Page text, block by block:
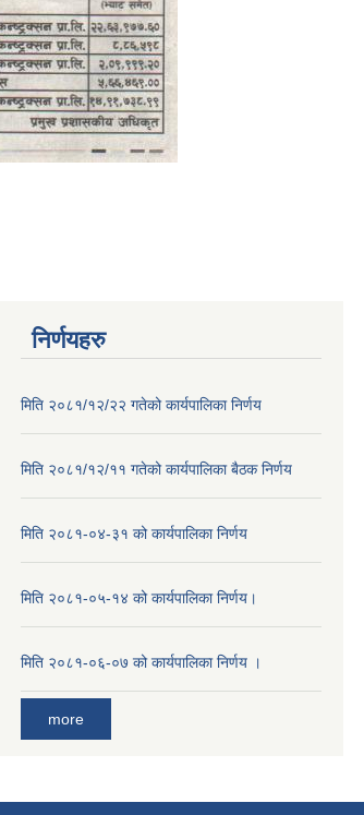
निर्णयहरु
मिति २०८१/१२/२२ गतेको कार्यपालिका निर्णय
मिति २०८१/१२/११ गतेको कार्यपालिका बैठक निर्णय
मिति २०८१-०४-३१ को कार्यपालिका निर्णय
मिति २०८१-०५-१४ को कार्यपालिका निर्णय।
मिति २०८१-०६-०७ को कार्यपालिका निर्णय ।
more